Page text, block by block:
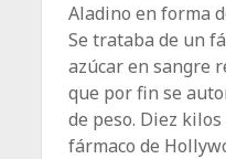
Aladino en forma
Se trataba de un
azúcar en sangre
que por fin se
de peso. Diez kilos
fármaco de